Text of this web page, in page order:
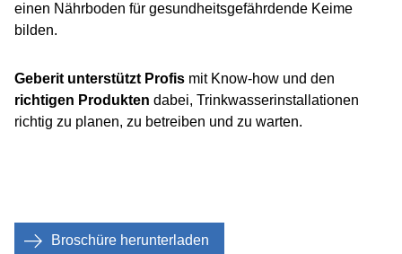
einen Nährboden für gesundheitsgefährdende Keime
bilden.
Geberit unterstützt Profis mit Know-how und den
richtigen Produkten dabei, Trinkwasserinstallationen
richtig zu planen, zu betreiben und zu warten.
Broschüre herunterladen